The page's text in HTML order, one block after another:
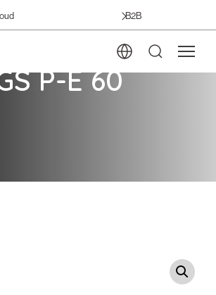
B2B
P-E 60